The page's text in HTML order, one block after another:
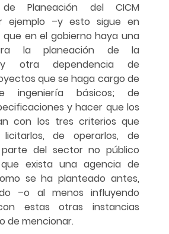
Planeación del CICM
ejemplo –y esto sigue en
en el gobierno haya una
la planeación de la
y otra dependencia de
que se haga cargo de
ingeniería básicos; de
y hacer que los
con los tres criterios que
de operarlos, de
parte del sector no público
exista una agencia de
se ha planteado antes,
–o al menos influyendo
estas otras instancias
de mencionar.